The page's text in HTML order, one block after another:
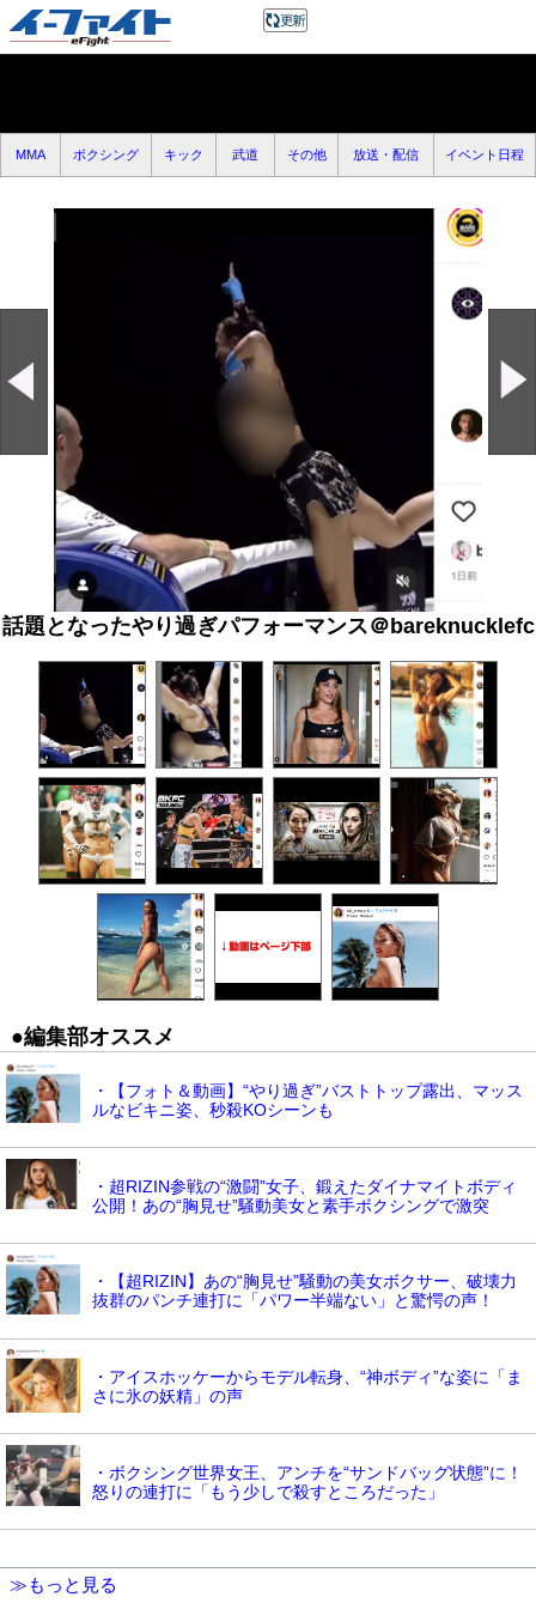
MMA ボクシング キック 武道 その他 放送・配信 イベント日程
話題となったやり過ぎパフォーマンス＠bareknucklefc
●編集部オススメ
・【フォト＆動画】“やり過ぎ”バストトップ露出、マッス
ルなビキニ姿、秒殺KOシーンも
・超RIZIN参戦の“激闘”女子、鍛えたダイナマイトボディ
公開！あの“胸見せ”騒動美女と素手ボクシングで激突
・【超RIZIN】あの“胸見せ”騒動の美女ボクサー、破壊力
抜群のパンチ連打に「パワー半端ない」と驚愕の声！
・アイスホッケーからモデル転身、“神ボディ”な姿に「ま
さに氷の妖精」の声
・ボクシング世界女王、アンチを“サンドバッグ状態”に！
怒りの連打に「もう少しで殺すところだった」
≫もっと見る